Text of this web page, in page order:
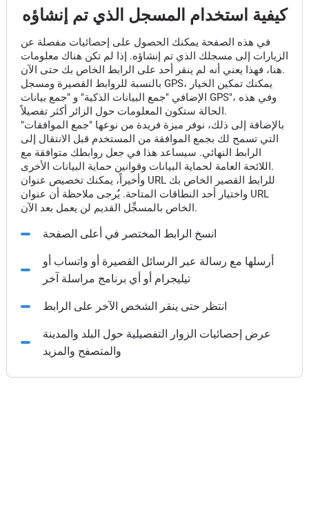
كيفية استخدام المسجل الذي تم إنشاؤه
في هذه الصفحة يمكنك الحصول على إحصائيات مفصلة عن
الزيارات إلى مسجلك الذي تم إنشاؤه. إذا لم تكن هناك معلومات
هنا، فهذا يعني أنه لم ينقر أحد على الرابط الخاص بك حتى الآن.
بالنسبة للروابط القصيرة ومسجل GPS، يمكنك تمكين الخيار
الإضافي "جمع البيانات الذكية" و "جمع بيانات GPS"، وفي هذه
الحالة ستكون المعلومات حول الزائر أكثر تفصيلاً.
بالإضافة إلى ذلك، نوفر ميزة فريدة من نوعها "جمع الموافقات"
التي تسمح لك بجمع الموافقة من المستخدم قبل الانتقال إلى
الرابط النهائي. سيساعد هذا في جعل روابطك متوافقة مع
اللائحة العامة لحماية البيانات وقوانين حماية البيانات الأخرى.
وأخيراً، يمكنك تخصيص عنوان URL للرابط القصير الخاص بك
واختيار أحد النطاقات المتاحة. يُرجى ملاحظة أن عنوان URL
الخاص بالمسجِّل القديم لن يعمل بعد الآن.
انسخ الرابط المختصر في أعلى الصفحة
أرسلها مع رسالة عبر الرسائل القصيرة أو واتساب أو
تيليجرام أو أي برنامج مراسلة آخر
انتظر حتى ينقر الشخص الآخر على الرابط
عرض إحصائيات الزوار التفصيلية حول البلد والمدينة
والمتصفح والمزيد